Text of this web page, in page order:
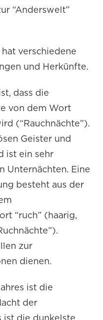
“Anderswelt”
verschiedene
und Herkünfte.
dass die
von dem Wort
(“Rauchnächte”).
Geister und
ist ein sehr
Unternächten. Eine
besteht aus der
“ruch” (haarig,
zur
dienen.
ist die
der
ist die dunkelste